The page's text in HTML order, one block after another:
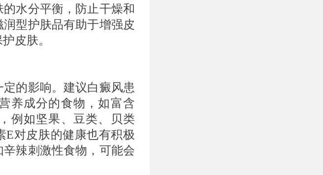
水分平衡，防止干燥和
型护肤品有助于增强皮
皮肤。
的影响。建议白癜风患
养成分的食物，如富含
例如坚果、豆类、贝类
E对皮肤的健康也有积极
辣刺激性食物，可能会